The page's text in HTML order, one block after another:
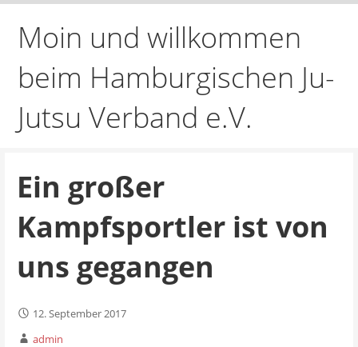
Moin und willkommen
beim Hamburgischen Ju-
Jutsu Verband e.V.
Ein großer
Kampfsportler ist von
uns gegangen
12. September 2017
admin